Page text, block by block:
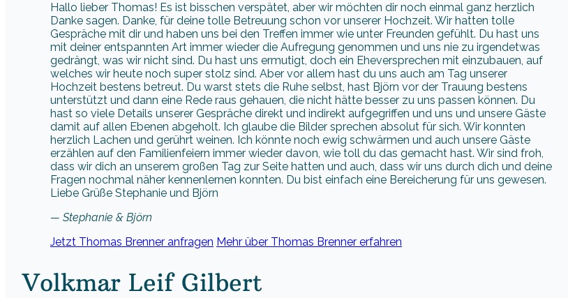
Hallo lieber Thomas! Es ist bisschen verspätet, aber wir möchten dir noch einmal ganz herzlich
Danke sagen. Danke, für deine tolle Betreuung schon vor unserer Hochzeit. Wir hatten tolle
Gespräche mit dir und haben uns bei den Treffen immer wie unter Freunden gefühlt. Du hast uns
mit deiner entspannten Art immer wieder die Aufregung genommen und uns nie zu irgendetwas
gedrängt, was wir nicht sind. Du hast uns ermutigt, doch ein Eheversprechen mit einzubauen, auf
welches wir heute noch super stolz sind. Aber vor allem hast du uns auch am Tag unserer
Hochzeit bestens betreut. Du warst stets die Ruhe selbst, hast Björn vor der Trauung bestens
unterstützt und dann eine Rede raus gehauen, die nicht hätte besser zu uns passen können. Du
hast so viele Details unserer Gespräche direkt und indirekt aufgegriffen und uns und unsere Gäste
damit auf allen Ebenen abgeholt. Ich glaube die Bilder sprechen absolut für sich. Wir konnten
herzlich Lachen und gerührt weinen. Ich könnte noch ewig schwärmen und auch unsere Gäste
erzählen auf den Familienfeiern immer wieder davon, wie toll du das gemacht hast. Wir sind froh,
dass wir dich an unserem großen Tag zur Seite hatten und auch, dass wir uns durch dich und deine
Fragen nochmal näher kennenlernen konnten. Du bist einfach eine Bereicherung für uns gewesen.
Liebe Grüße Stephanie und Björn
— Stephanie & Björn
Jetzt Thomas Brenner anfragen Mehr über Thomas Brenner erfahren
Volkmar Leif Gilbert